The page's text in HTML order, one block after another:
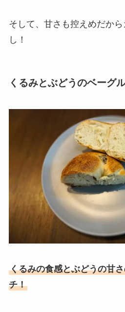
そして、甘さも控えめだか
し！
くるみとぶどうのベーグ
くるみの食感とぶどうの甘
チ！